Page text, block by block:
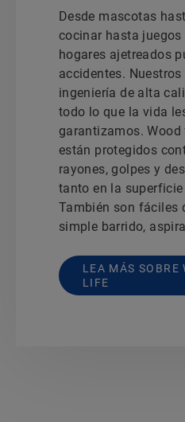
Desde mascotas
cocinar hasta
hogares ajetreados
accidentes.
ingeniería de alta
todo lo que la vida
garantizamos.
están protegidos
rayones, golpes y
tanto en la
También son fáciles
simple barrido,
LEA MÁS SOBRE
LIFE